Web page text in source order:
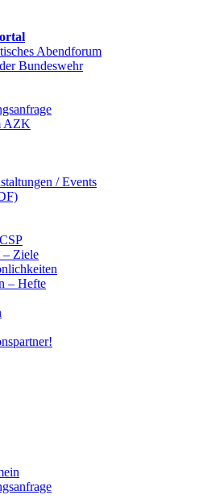
Abendforum
Bundeswehr
AZK
/ Events
– Ziele
– Hefte